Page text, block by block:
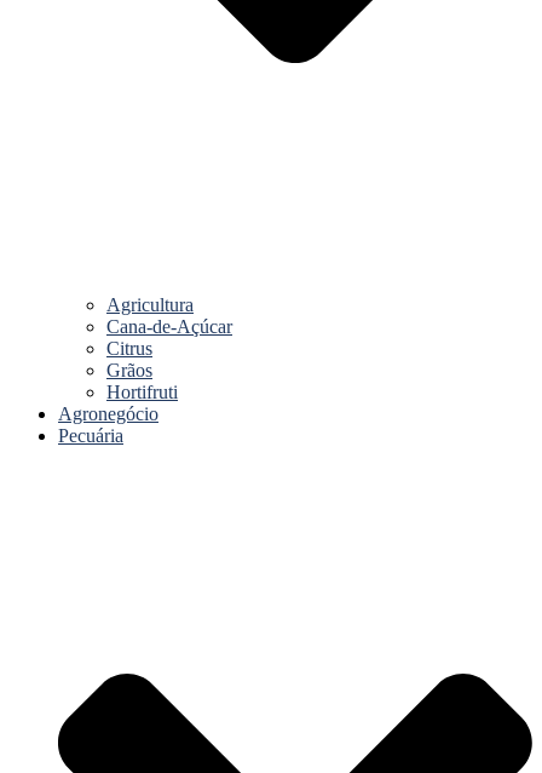
Agricultura
Cana-de-Açúcar
Citrus
Grãos
Hortifruti
Agronegócio
Pecuária